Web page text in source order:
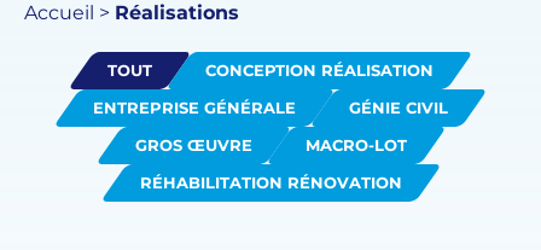
Accueil > Réalisations
TOUT
CONCEPTION RÉALISATION
ENTREPRISE GÉNÉRALE
GÉNIE CIVIL
GROS ŒUVRE
MACRO-LOT
RÉHABILITATION RÉNOVATION